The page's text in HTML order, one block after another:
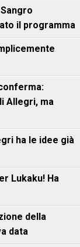
il programma
Allegri, ma
ha le idee già
Lukaku! Ha
della
data